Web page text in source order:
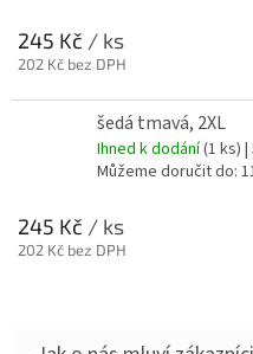
245 Kč / ks
202 Kč bez DPH
šedá tmavá, 2XL
Ihned k dodání(1 ks) |
Můžeme doručit do:
245 Kč / ks
202 Kč bez DPH